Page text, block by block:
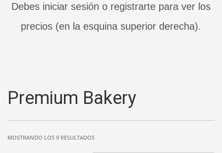
Debes iniciar sesión o registrarte para ver los
precios (en la esquina superior derecha).
Premium Bakery
MOSTRANDO LOS 9 RESULTADOS